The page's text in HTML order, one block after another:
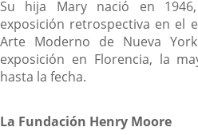
Su hija Mary nació en
exposición retrospectiva en el
Arte Moderno de Nueva
exposición en Florencia, la
hasta la fecha.
La Fundación Henry Moore